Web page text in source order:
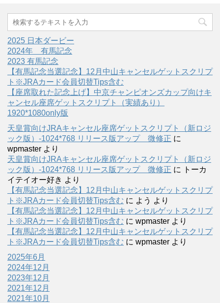
2025 日本ダービー
2024年 有馬記念
2023 有馬記念
【有馬記念当選記念】12月中山キャンセルゲットスクリプ
ト※JRAカード会員切替Tips含む
【座席取れた記念上げ】中京チャンピオンズカップ向けキ
ャンセル座席ゲットスクリプト（実績あり）
1920*1080only版
天皇賞向けJRAキャンセル座席ゲットスクリプト（新ロジ
ック版）-1024*768 リリース版アップ 微修正 に
wpmaster より
天皇賞向けJRAキャンセル座席ゲットスクリプト（新ロジ
ック版）-1024*768 リリース版アップ 微修正 に
トーカ
イテイオー好き より
【有馬記念当選記念】12月中山キャンセルゲットスクリプ
ト※JRAカード会員切替Tips含む に よう より
【有馬記念当選記念】12月中山キャンセルゲットスクリプ
ト※JRAカード会員切替Tips含む に wpmaster より
【有馬記念当選記念】12月中山キャンセルゲットスクリプ
ト※JRAカード会員切替Tips含む に wpmaster より
2025年6月
2024年12月
2023年12月
2021年12月
2021年10月